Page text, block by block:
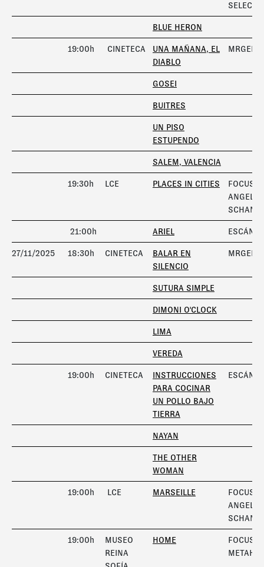
BLUE HERON
19:00h CINETECA
UNA MAÑANA, EL
DIABLO
GOSEI
BUITRES
UN PISO
ESTUPENDO
SALEM, VALENCIA
19:30h LCE PLACES IN CITIES
FOCUS
ANGELA
21:00h ARIEL ESCÁNER
27/11/2025 18:30h CINETECA
BALAR EN
SILENCIO
SUTURA SIMPLE
DIMONI O'CLOCK
LIMA
VEREDA
19:00h CINETECA
INSTRUCCIONES
PARA COCINAR
UN POLLO BAJO
TIERRA
ESCÁNER
NAYAN
THE OTHER
WOMAN
19:00h LCE MARSEILLE
FOCUS
ANGELA
19:00h
MUSEO
REINA
HOME
FOCUS